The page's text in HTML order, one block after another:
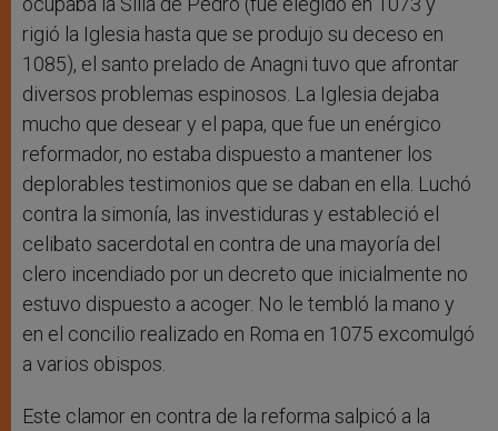
rigió la Iglesia hasta que se produjo su deceso en
1085), el santo prelado de Anagni tuvo que afrontar
diversos problemas espinosos. La Iglesia dejaba
mucho que desear y el papa, que fue un enérgico
reformador, no estaba dispuesto a mantener los
deplorables testimonios que se daban en ella. Luchó
contra la simonía, las investiduras y estableció el
celibato sacerdotal en contra de una mayoría del
clero incendiado por un decreto que inicialmente no
estuvo dispuesto a acoger. No le tembló la mano y
en el concilio realizado en Roma en 1075 excomulgó
a varios obispos.
Este clamor en contra de la reforma salpicó a la